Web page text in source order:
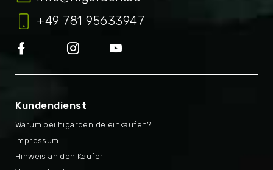
+49 781 95633947
Kundendienst
Warum bei higarden.de einkaufen?
Impressum
Hinweis an den Käufer